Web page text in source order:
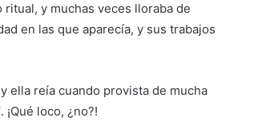
y muchas veces lloraba de
en las que aparecía, y sus trabajos
ella reía cuando provista de mucha
. ¡Qué loco, ¿no?!